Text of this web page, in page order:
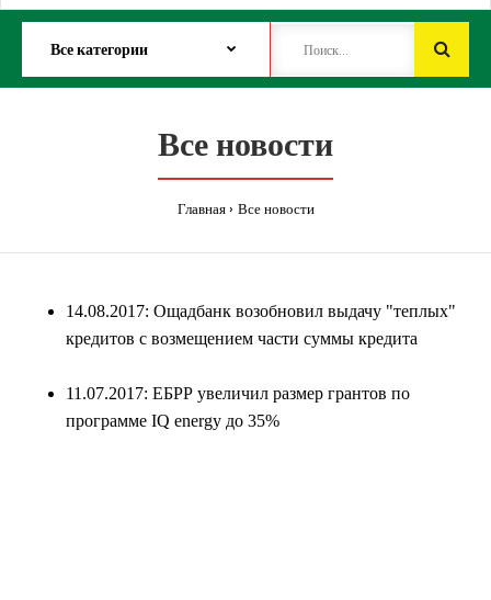
Все новости
Главная Все новости
14.08.2017: Ощадбанк возобновил выдачу "теплых"
кредитов с возмещением части суммы кредита
11.07.2017: ЕБРР увеличил размер грантов по
программе IQ energy до 35%